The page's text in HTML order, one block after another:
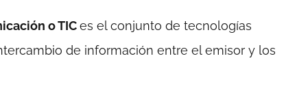
o TICes el conjunto de tecnologías
de información entre el emisor y los